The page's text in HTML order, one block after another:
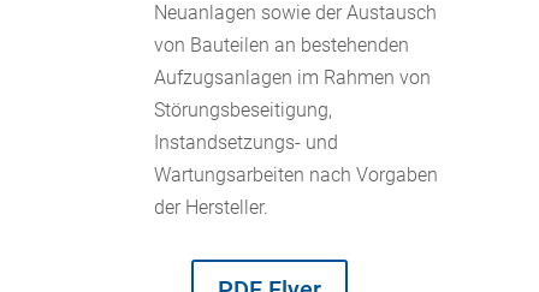
Neuanlagen sowie der Austausch
von Bauteilen an bestehenden
Aufzugsanlagen im Rahmen von
Störungsbeseitigung,
Instandsetzungs- und
Wartungsarbeiten nach Vorgaben
der Hersteller.